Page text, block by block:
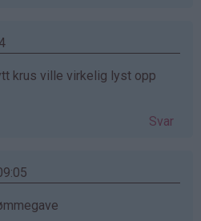
krus ville virkelig lyst opp
Svar